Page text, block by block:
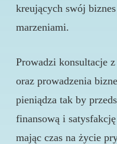
kreujących swój
marzeniami.
Prowadzi konsultacje
oraz prowadzenia
pieniądza tak by
finansową i
mając czas na życie